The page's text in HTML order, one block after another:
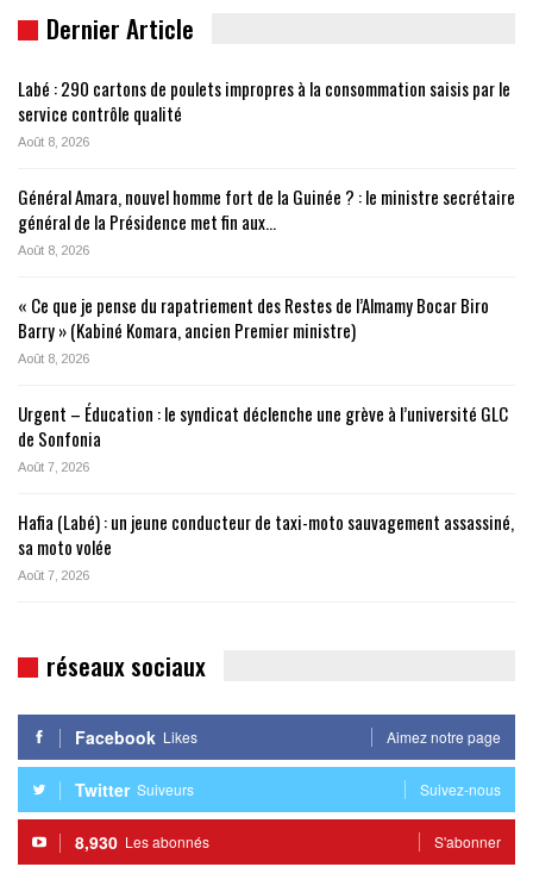
Dernier Article
Labé : 290 cartons de poulets impropres à la consommation saisis par le
service contrôle qualité
Août 8, 2026
Général Amara, nouvel homme fort de la Guinée ? : le ministre secrétaire
général de la Présidence met fin aux…
Août 8, 2026
« Ce que je pense du rapatriement des Restes de l’Almamy Bocar Biro
Barry » (Kabiné Komara, ancien Premier ministre)
Août 8, 2026
Urgent – Éducation : le syndicat déclenche une grève à l’université GLC
de Sonfonia
Août 7, 2026
Hafia (Labé) : un jeune conducteur de taxi-moto sauvagement assassiné,
sa moto volée
Août 7, 2026
réseaux sociaux
Facebook Likes Aimez notre page
Twitter Suiveurs Suivez-nous
8,930 Les abonnés S'abonner